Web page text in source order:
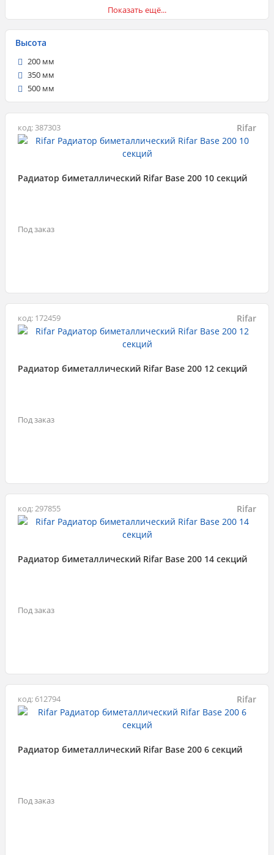
14 секций
Показать ещё...
Высота
200 мм
350 мм
500 мм
код: 387303 Rifar
Радиатор биметаллический Rifar Base 200 10 секций
Под заказ
код: 172459 Rifar
Радиатор биметаллический Rifar Base 200 12 секций
Под заказ
код: 297855 Rifar
Радиатор биметаллический Rifar Base 200 14 секций
Под заказ
код: 612794 Rifar
Радиатор биметаллический Rifar Base 200 6 секций
Под заказ